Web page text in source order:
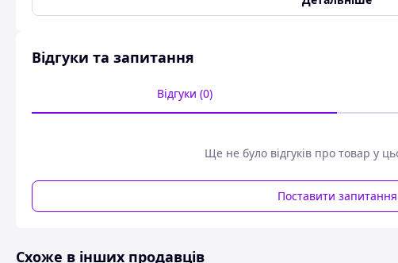
якісно.
Відгуки та запитання
Відгуки (0)
Ще не було відгуків про товар у
Поставити запитання
Схоже в інших продавців